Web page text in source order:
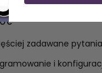
zadawane pytania
i